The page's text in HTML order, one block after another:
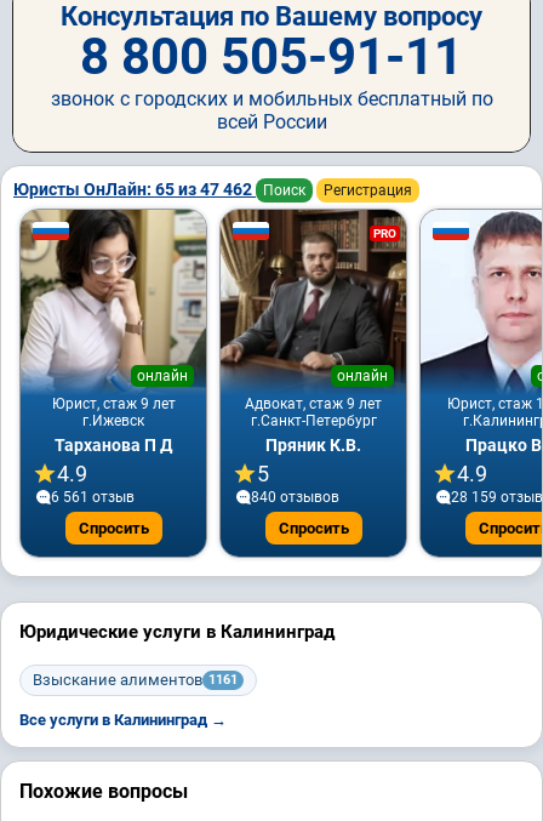
Консультация по Вашему вопросу
8 800 505-91-11
звонок с городских и мобильных бесплатный по
всей России
Юристы ОнЛайн: 65 из 47 462 Поиск Регистрация
Юрист, стаж 9 лет
онлайн
г.Ижевск
Тарханова П Д
4.9
6 561 отзыв
Спросить
PRO
Адвокат, стаж 9 лет
онлайн
г.Санкт-Петербург
Пряник К.В.
5
840 отзывов
Спросить
Юрист, стаж
Працко
4.9
28 159
Юридические услуги в Калининград
Взыскание алиментов 1161
Все услуги в Калининград →
Похожие вопросы